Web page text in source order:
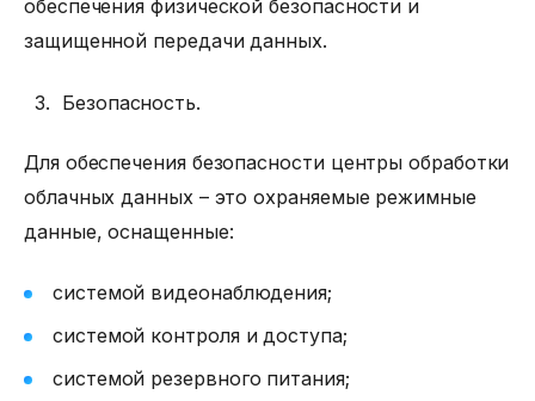
обеспечения физической безопасности и
защищенной передачи данных.
Безопасность.
Для обеспечения безопасности центры обработки
облачных данных – это охраняемые режимные
данные, оснащенные:
системой видеонаблюдения;
системой контроля и доступа;
системой резервного питания;